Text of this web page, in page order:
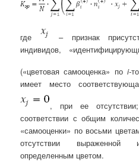
где
– признак
индивидов,
(«цветовая самооценка» по i-
имеет место
, при ее
соответствии с общим
«самооценки» по восьми
отсутствии
определенным цветом.